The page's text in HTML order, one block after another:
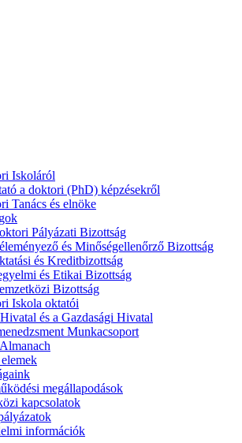
Iskoláról
a doktori (PhD) képzésekről
Tanács és elnöke
Pályázati Bizottság
és Minőségellenőrző Bizottság
és Kreditbizottság
és Etikai Bizottság
Bizottság
Iskola oktatói
és a Gazdasági Hivatal
Munkacsoport
megállapodások
kapcsolatok
információk